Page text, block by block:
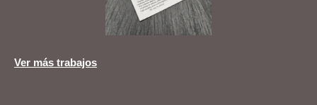
Ver más trabajos